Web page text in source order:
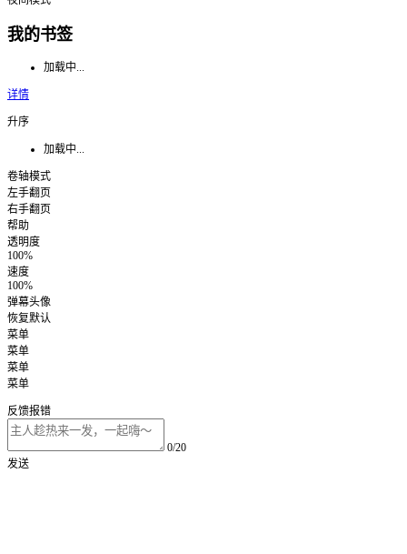
我的书签
加载中...
详情
升序
加载中...
卷轴模式
左手翻页
右手翻页
帮助
透明度
100%
速度
100%
弹幕头像
恢复默认
菜单
菜单
菜单
菜单
反馈报错
0/20
发送